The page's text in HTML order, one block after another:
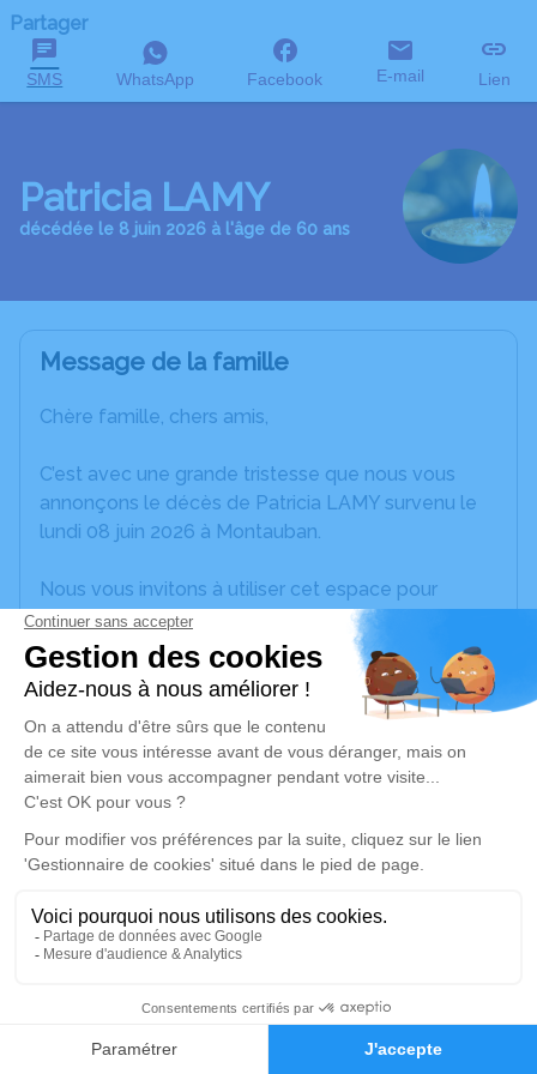
Faire-part Hommages
Partager
SMS WhatsApp Facebook E-mail Lien
Patricia LAMY
décédée le 8 juin 2026 à l'âge de 60 ans
Message de la famille
Chère famille, chers amis,
C’est avec une grande tristesse que nous vous
annonçons le décès de Patricia LAMY survenu le
lundi 08 juin 2026 à Montauban.
Nous vous invitons à utiliser cet espace pour
laisser vos condoléances, partager des photos
souvenirs, une anecdote ou exprimer vos pensées
à travers des poèmes ou des textes. Cet endroit
est un lieu d'expression dédié à honorer la
mémoire de Patricia LAMY.
Cérémonie civile
lundi 15 juin 2026 à 11h15
Crématorium de Montauban
100 Route de Saint-Martial
Je rends hommage